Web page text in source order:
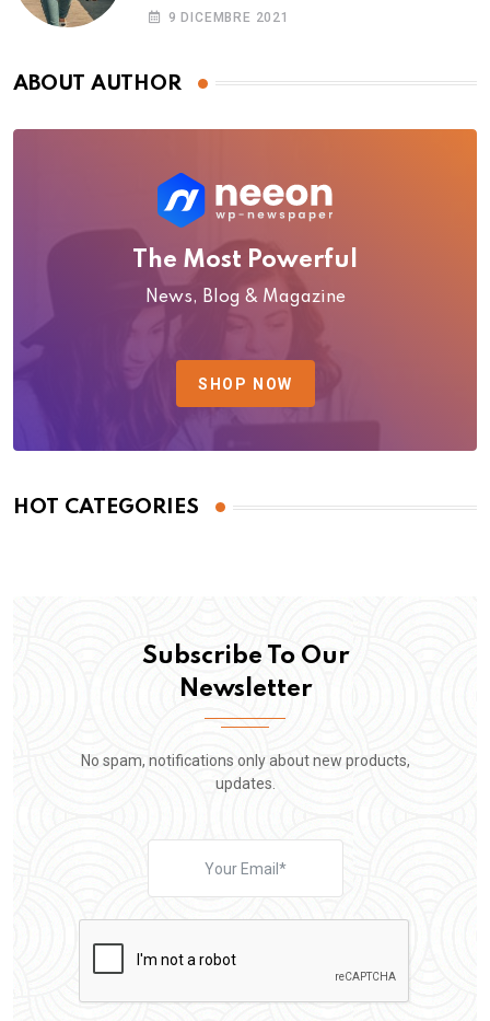
9 DICEMBRE 2021
ABOUT AUTHOR
The Most Powerful
News, Blog & Magazine
SHOP NOW
HOT CATEGORIES
Subscribe To Our
Newsletter
No spam, notifications only about new products,
updates.